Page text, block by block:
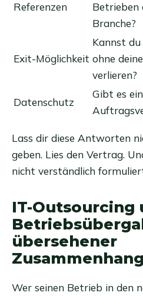
Referenzen
Betrieben
Branche?
Exit-Möglichkeit
Kannst
ohne
verlieren?
Datenschutz
Gibt es
Lass dir diese Antworten
geben. Lies den Vertrag.
nicht verständlich
IT-Outsourcing
übersehener
Zusammenhang
Wer seinen Betrieb in den